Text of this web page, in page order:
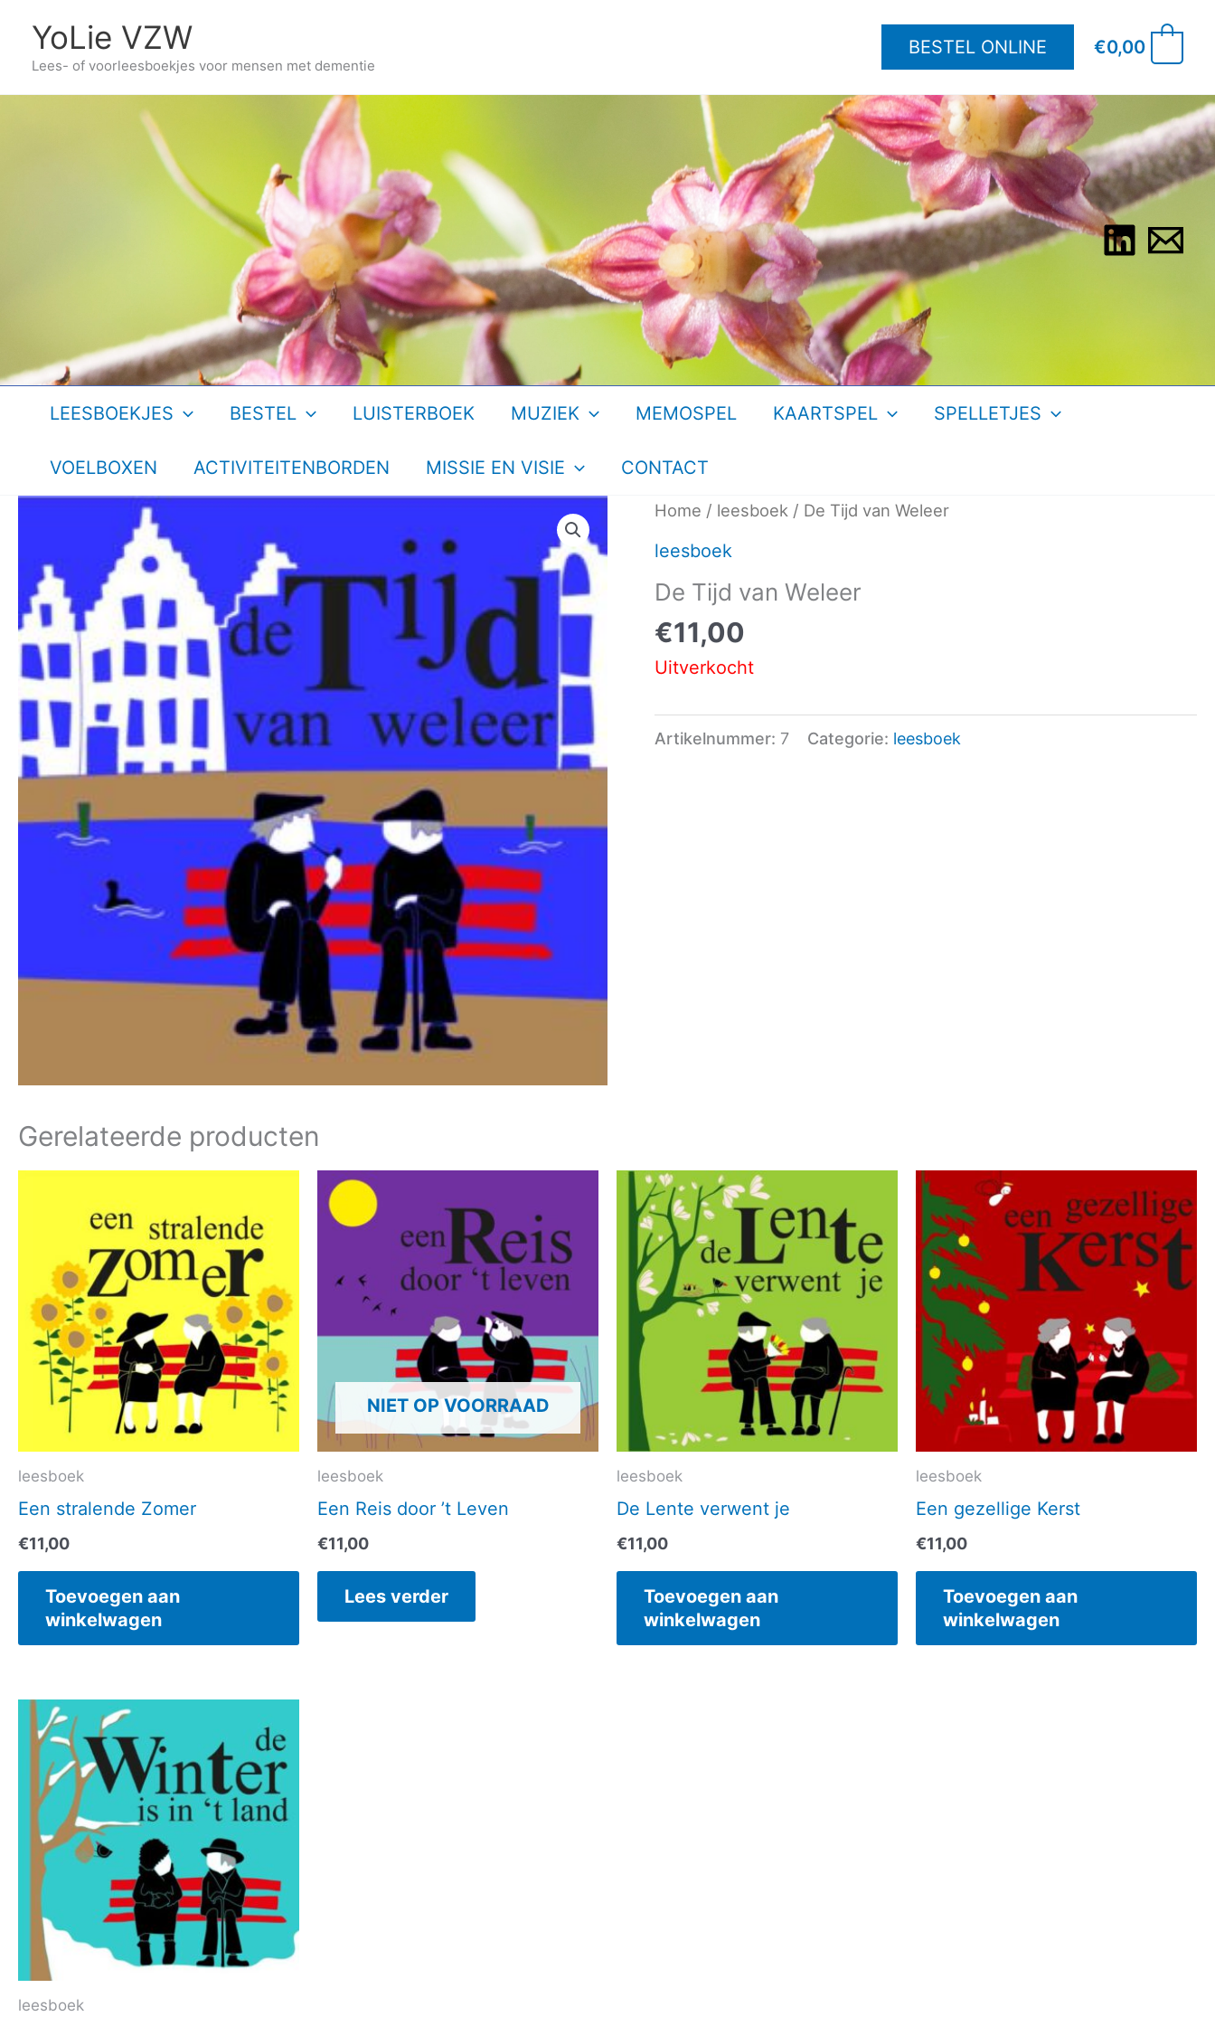
YoLie VZW
Lees- of voorleesboekjes voor mensen met dementie
BESTEL ONLINE €0,00
LEESBOEKJES BESTEL LUISTERBOEK MUZIEK MEMOSPEL KAARTSPEL SPELLETJES
VOELBOXEN ACTIVITEITENBORDEN MISSIE EN VISIE CONTACT
Home / leesboek / De Tijd van Weleer
leesboek
De Tijd van Weleer
€11,00
Uitverkocht
Artikelnummer: 7 Categorie: leesboek
Gerelateerde producten
leesboek
Een stralende Zomer
€11,00
Toevoegen aan
winkelwagen
NIET OP VOORRAAD
leesboek
Een Reis door ’t Leven
€11,00
Lees verder
leesboek
De Lente verwent je
€11,00
Toevoegen aan
winkelwagen
leesboek
Een gezellige Kerst
€11,00
Toevoegen aan
winkelwagen
leesboek